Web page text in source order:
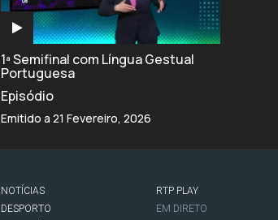
1ª Semifinal com Língua Gestual
Portuguesa
Episódio
Emitido a 21 Fevereiro, 2026
NOTÍCIAS
DESPORTO
RTP PLAY
EM DIRETO